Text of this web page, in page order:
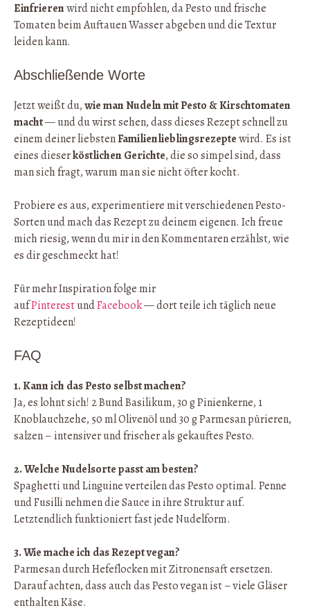
Einfrierenwird nicht empfohlen, da Pesto und frische
Tomaten beim Auftauen Wasser abgeben und die Textur
leiden kann.
Abschließende Worte
Jetzt weißt du,wie man Nudeln mit Pesto & Kirschtomaten
macht— und du wirst sehen, dass dieses Rezept schnell zu
einem deiner liebstenFamilienlieblingsrezeptewird. Es ist
eines dieserköstlichen Gerichte, die so simpel sind, dass
man sich fragt, warum man sie nicht öfter kocht.
Probiere es aus, experimentiere mit verschiedenen Pesto-
Sorten und mach das Rezept zu deinem eigenen. Ich freue
mich riesig, wenn du mir in den Kommentaren erzählst, wie
es dir geschmeckt hat!
Für mehr Inspiration folge mir
aufPinterestundFacebook— dort teile ich täglich neue
Rezeptideen!
FAQ
1. Kann ich das Pesto selbst machen?
Ja, es lohnt sich! 2 Bund Basilikum, 30 g Pinienkerne, 1
Knoblauchzehe, 50 ml Olivenöl und 30 g Parmesan pürieren,
salzen – intensiver und frischer als gekauftes Pesto.
2. Welche Nudelsorte passt am besten?
Spaghetti und Linguine verteilen das Pesto optimal. Penne
und Fusilli nehmen die Sauce in ihre Struktur auf.
Letztendlich funktioniert fast jede Nudelform.
3. Wie mache ich das Rezept vegan?
Parmesan durch Hefeflocken mit Zitronensaft ersetzen.
Darauf achten, dass auch das Pesto vegan ist – viele Gläser
enthalten Käse.